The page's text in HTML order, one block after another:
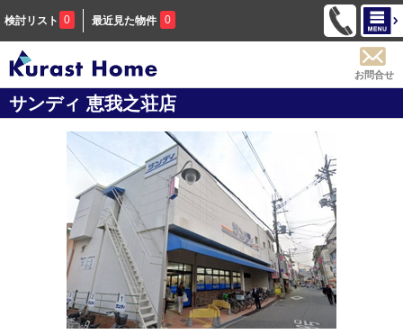
検討リスト 0 最近見た物件 0
お問合せ
サンディ 恵我之荘店